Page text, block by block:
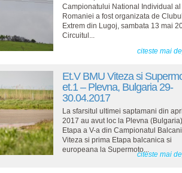
Campionatului National Individual al
Romaniei a fost organizata de
Extrem din Lugoj, sambata 13 mai
Circuitul...
citeste mai
Et.V BMU Viteza si
et.1 – Plevna, Bulgaria 29-
30.04.2017
La sfarsitul ultimei saptamani din
2017 au avut loc la Plevna
Etapa a V-a din Campionatul
Viteza si prima Etapa balcanica si
europeana la Supermoto...
citeste mai